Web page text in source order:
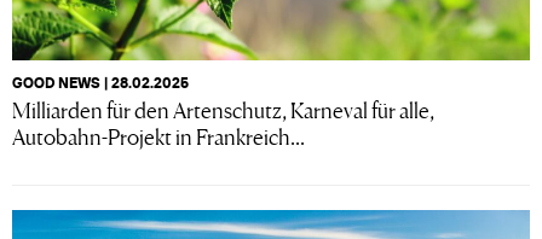
GOOD NEWS | 28.02.2025
Milliarden für den Artenschutz, Karneval für alle,
Autobahn-Projekt in Frankreich...